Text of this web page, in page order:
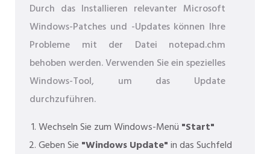
Durch das Installieren relevanter Microsoft
Windows-Patches und -Updates können Ihre
Probleme mit der Datei notepad.chm
behoben werden. Verwenden Sie ein spezielles
Windows-Tool, um das Update
durchzuführen.
Wechseln Sie zum Windows-Menü "Start"
Geben Sie "Windows Update"in das Suchfeld